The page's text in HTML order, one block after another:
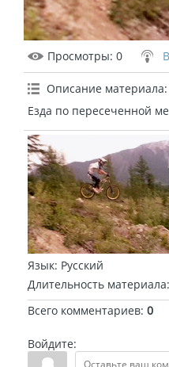
Просмотры: 0
Описание материала:
Езда по пересеченной
Язык: Русский
Длительность материала
Всего комментариев: 0
Войдите: